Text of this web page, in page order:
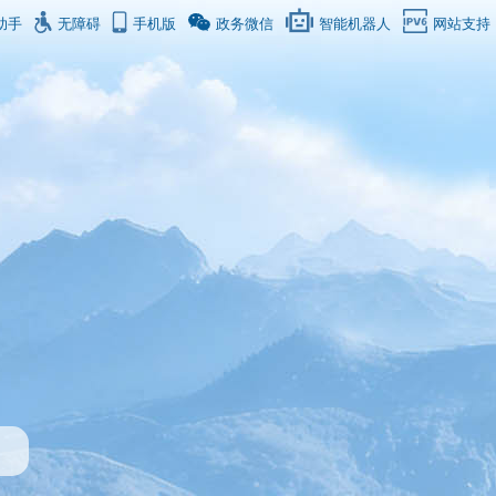
手 无障碍 手机版 政务微信 智能机器人 网站支持